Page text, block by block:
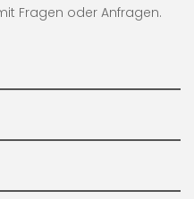
Fragen oder Anfragen.